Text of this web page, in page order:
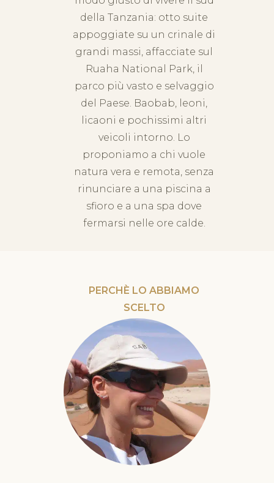
della Tanzania: otto suite
appoggiate su un crinale di
grandi massi, affacciate sul
Ruaha National Park, il
parco più vasto e selvaggio
del Paese. Baobab, leoni,
licaoni e pochissimi altri
veicoli intorno. Lo
proponiamo a chi vuole
natura vera e remota, senza
rinunciare a una piscina a
sfioro e a una spa dove
fermarsi nelle ore calde.
PERCHÈ LO ABBIAMO
SCELTO